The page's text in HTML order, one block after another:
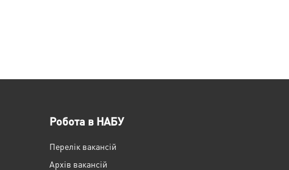
Робота в НАБУ
Перелік вакансій
Архів вакансій